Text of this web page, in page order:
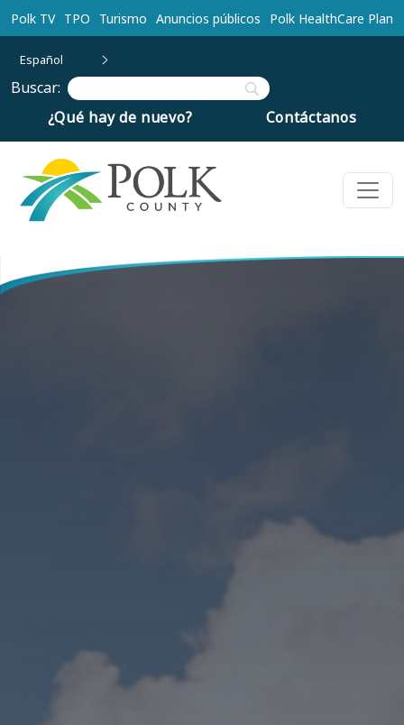
Ir al contenido principal
Polk TV TPO Turismo Anuncios públicos Polk HealthCare Plan
Español
Buscar:
¿Qué hay de nuevo?
Contáctanos